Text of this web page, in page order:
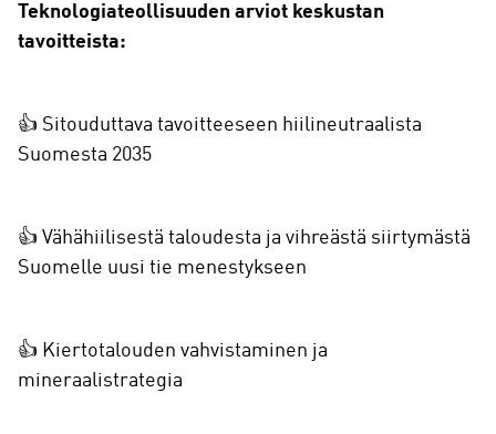
Teknologiateollisuuden arviot keskustan
tavoitteista:
👍 Sitouduttava tavoitteeseen hiilineutraalista
Suomesta 2035
👍 Vähähiilisestä taloudesta ja vihreästä siirtymästä
Suomelle uusi tie menestykseen
👍 Kiertotalouden vahvistaminen ja
mineraalistrategia